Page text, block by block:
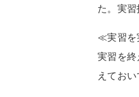
た。実
≪実習を
実習を
えてお